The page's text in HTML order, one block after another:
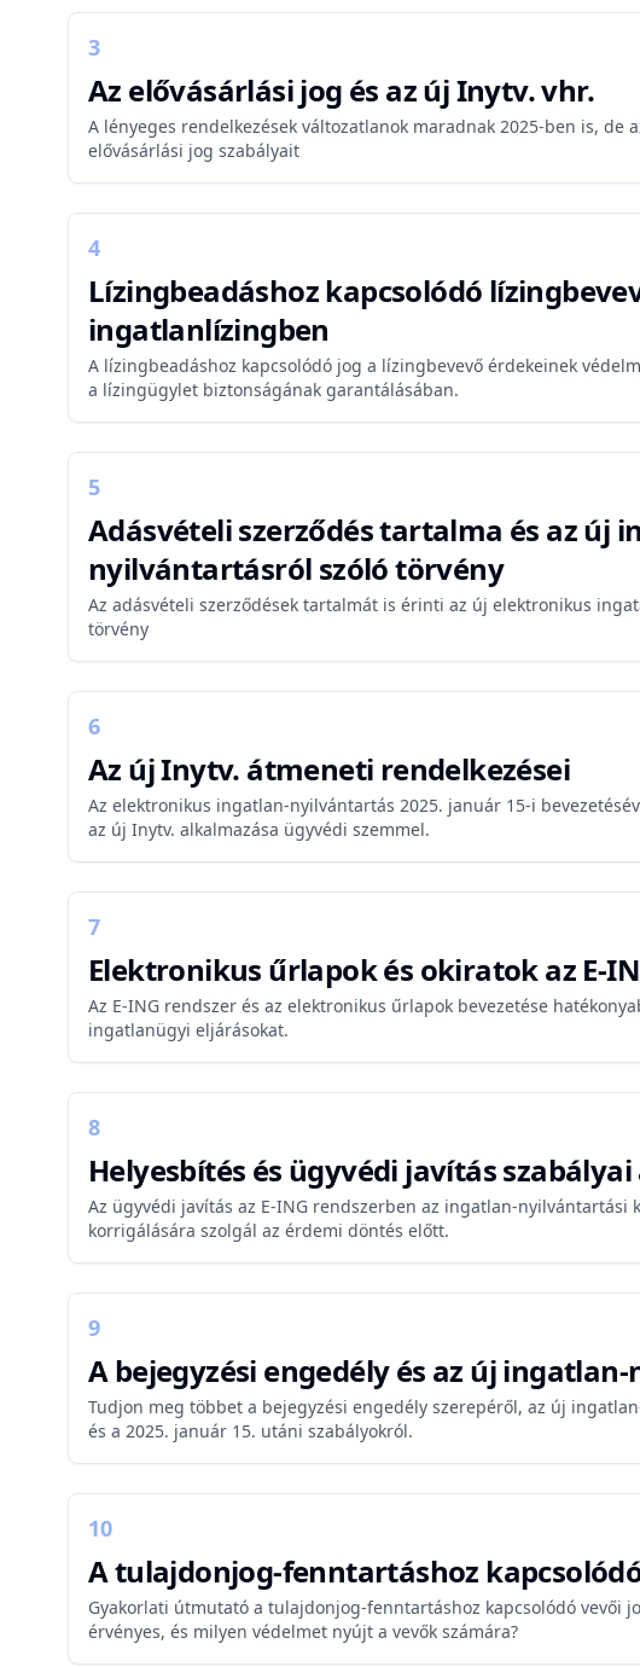
3
Az elővásárlási jog és az új Inytv. vhr.
A lényeges rendelkezések változatlanok maradnak 2025-ben is, de
elővásárlási jog szabályait
4
Lízingbeadáshoz kapcsolódó
ingatlanlízingben
A lízingbeadáshoz kapcsolódó jog a lízingbevevő érdekeinek
a lízingügylet biztonságának garantálásában.
5
Adásvételi szerződés tartalma és az új
nyilvántartásról szóló törvény
Az adásvételi szerződések tartalmát is érinti az új elektronikus
törvény
6
Az új Inytv. átmeneti rendelkezései
Az elektronikus ingatlan-nyilvántartás 2025. január 15-i
az új Inytv. alkalmazása ügyvédi szemmel.
7
Elektronikus űrlapok és okiratok az E-
Az E-ING rendszer és az elektronikus űrlapok bevezetése
ingatlanügyi eljárásokat.
8
Helyesbítés és ügyvédi javítás szabályai
Az ügyvédi javítás az E-ING rendszerben az ingatlan-nyilvántartási
korrigálására szolgál az érdemi döntés előtt.
9
A bejegyzési engedély és az új
Tudjon meg többet a bejegyzési engedély szerepéről, az új
és a 2025. január 15. utáni szabályokról.
10
A tulajdonjog-fenntartáshoz
Gyakorlati útmutató a tulajdonjog-fenntartáshoz kapcsolódó vevői
érvényes, és milyen védelmet nyújt a vevők számára?